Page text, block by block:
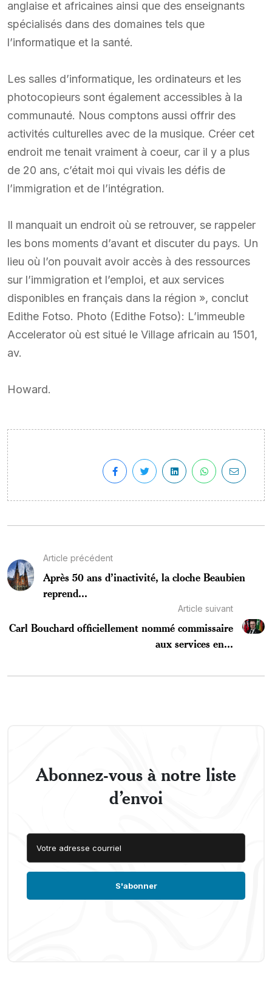
anglaise et africaines ainsi que des enseignants
spécialisés dans des domaines tels que
l’informatique et la santé.
Les salles d’informatique, les ordinateurs et les
photocopieurs sont également accessibles à la
communauté. Nous comptons aussi offrir des
activités culturelles avec de la musique. Créer cet
endroit me tenait vraiment à coeur, car il y a plus
de 20 ans, c’était moi qui vivais les défis de
l’immigration et de l’intégration.
Il manquait un endroit où se retrouver, se rappeler
les bons moments d’avant et discuter du pays. Un
lieu où l’on pouvait avoir accès à des ressources
sur l’immigration et l’emploi, et aux services
disponibles en français dans la région », conclut
Edithe Fotso. Photo (Edithe Fotso): L’immeuble
Accelerator où est situé le Village africain au 1501,
av.
Howard.
Article précédent
Après 50 ans d’inactivité, la cloche Beaubien
reprend...
Article suivant
Carl Bouchard officiellement nommé commissaire
aux services en...
Abonnez-vous à notre liste
d’envoi